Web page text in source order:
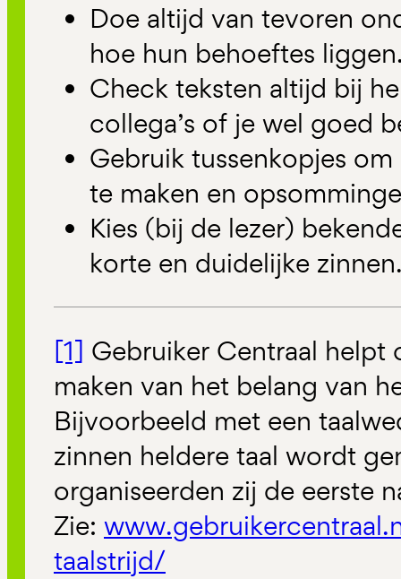
Doe altijd van tevoren
hoe hun behoeftes
Check teksten altijd bij
collega’s of je wel goed
Gebruik tussenkopjes
te maken en
Kies (bij de lezer)
korte en duidelijke
[1] Gebruiker Centraal helpt
maken van het belang van
Bijvoorbeeld met een
zinnen heldere taal wordt
organiseerden zij de eerste
Zie:
taalstrijd/